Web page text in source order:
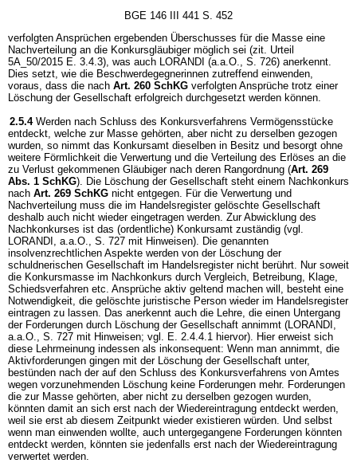
BGE 146 III 441 S. 452
verfolgten Ansprüchen ergebenden Überschusses für die Masse eine
Nachverteilung an die Konkursgläubiger möglich sei (zit. Urteil
5A_50/2015 E. 3.4.3), was auch LORANDI (a.a.O., S. 726) anerkennt.
Dies setzt, wie die Beschwerdegegnerinnen zutreffend einwenden,
voraus, dass die nach Art. 260 SchKG verfolgten Ansprüche trotz einer
Löschung der Gesellschaft erfolgreich durchgesetzt werden können.
2.5.4 Werden nach Schluss des Konkursverfahrens Vermögensstücke
entdeckt, welche zur Masse gehörten, aber nicht zu derselben gezogen
wurden, so nimmt das Konkursamt dieselben in Besitz und besorgt ohne
weitere Förmlichkeit die Verwertung und die Verteilung des Erlöses an die
zu Verlust gekommenen Gläubiger nach deren Rangordnung (Art. 269
Abs. 1 SchKG). Die Löschung der Gesellschaft steht einem Nachkonkurs
nach Art. 269 SchKG nicht entgegen. Für die Verwertung und
Nachverteilung muss die im Handelsregister gelöschte Gesellschaft
deshalb auch nicht wieder eingetragen werden. Zur Abwicklung des
Nachkonkurses ist das (ordentliche) Konkursamt zuständig (vgl.
LORANDI, a.a.O., S. 727 mit Hinweisen). Die genannten
insolvenzrechtlichen Aspekte werden von der Löschung der
schuldnerischen Gesellschaft im Handelsregister nicht berührt. Nur soweit
die Konkursmasse im Nachkonkurs durch Vergleich, Betreibung, Klage,
Schiedsverfahren etc. Ansprüche aktiv geltend machen will, besteht eine
Notwendigkeit, die gelöschte juristische Person wieder im Handelsregister
eintragen zu lassen. Das anerkennt auch die Lehre, die einen Untergang
der Forderungen durch Löschung der Gesellschaft annimmt (LORANDI,
a.a.O., S. 727 mit Hinweisen; vgl. E. 2.4.4.1 hiervor). Hier erweist sich
diese Lehrmeinung indessen als inkonsequent: Wenn man annimmt, die
Aktivforderungen gingen mit der Löschung der Gesellschaft unter,
bestünden nach der auf den Schluss des Konkursverfahrens von Amtes
wegen vorzunehmenden Löschung keine Forderungen mehr. Forderungen
die zur Masse gehörten, aber nicht zu derselben gezogen wurden,
könnten damit an sich erst nach der Wiedereintragung entdeckt werden,
weil sie erst ab diesem Zeitpunkt wieder existieren würden. Und selbst
wenn man einwenden wollte, auch untergegangene Forderungen könnten
entdeckt werden, könnten sie jedenfalls erst nach der Wiedereintragung
verwertet werden.